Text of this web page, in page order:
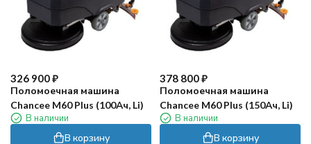
326 900₽
Поломоечная машина
Chancee M60 Plus (100Ач, Li)
В наличии
В корзину
378 800₽
Поломоечная машина
Chancee M60 Plus (150Ач, Li)
В наличии
В корзину